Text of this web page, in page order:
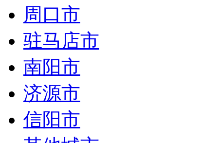
周口市
驻马店市
南阳市
济源市
信阳市